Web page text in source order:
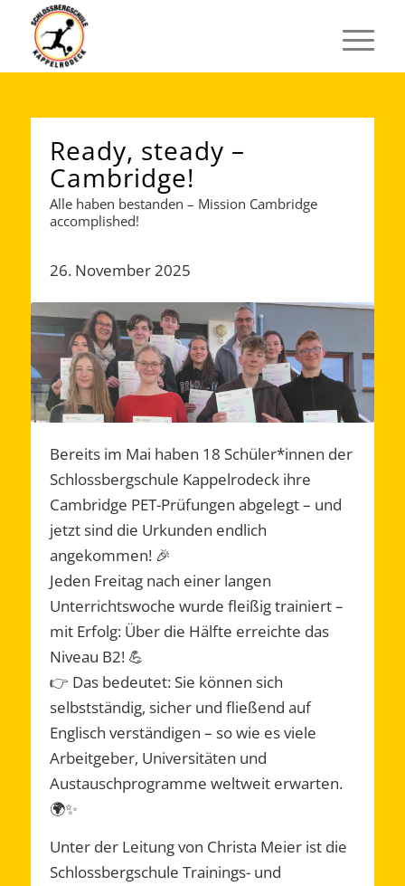
Ready, steady –
Cambridge!
Alle haben bestanden – Mission Cambridge
accomplished!
26. November 2025
Bereits im Mai haben 18 Schüler*innen der
Schlossbergschule Kappelrodeck ihre
Cambridge PET-Prüfungen abgelegt – und
jetzt sind die Urkunden endlich
angekommen! 🎉
Jeden Freitag nach einer langen
Unterrichtswoche wurde fleißig trainiert –
mit Erfolg: Über die Hälfte erreichte das
Niveau B2! 💪
👉 Das bedeutet: Sie können sich
selbstständig, sicher und fließend auf
Englisch verständigen – so wie es viele
Arbeitgeber, Universitäten und
Austauschprogramme weltweit erwarten.
🌍✨
Unter der Leitung von Christa Meier ist die
Schlossbergschule Trainings- und